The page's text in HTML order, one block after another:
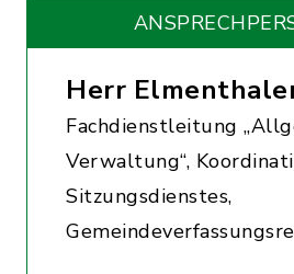
Herr
Fachdienstleitung
Verwaltung“,
Sitzungsdienstes,